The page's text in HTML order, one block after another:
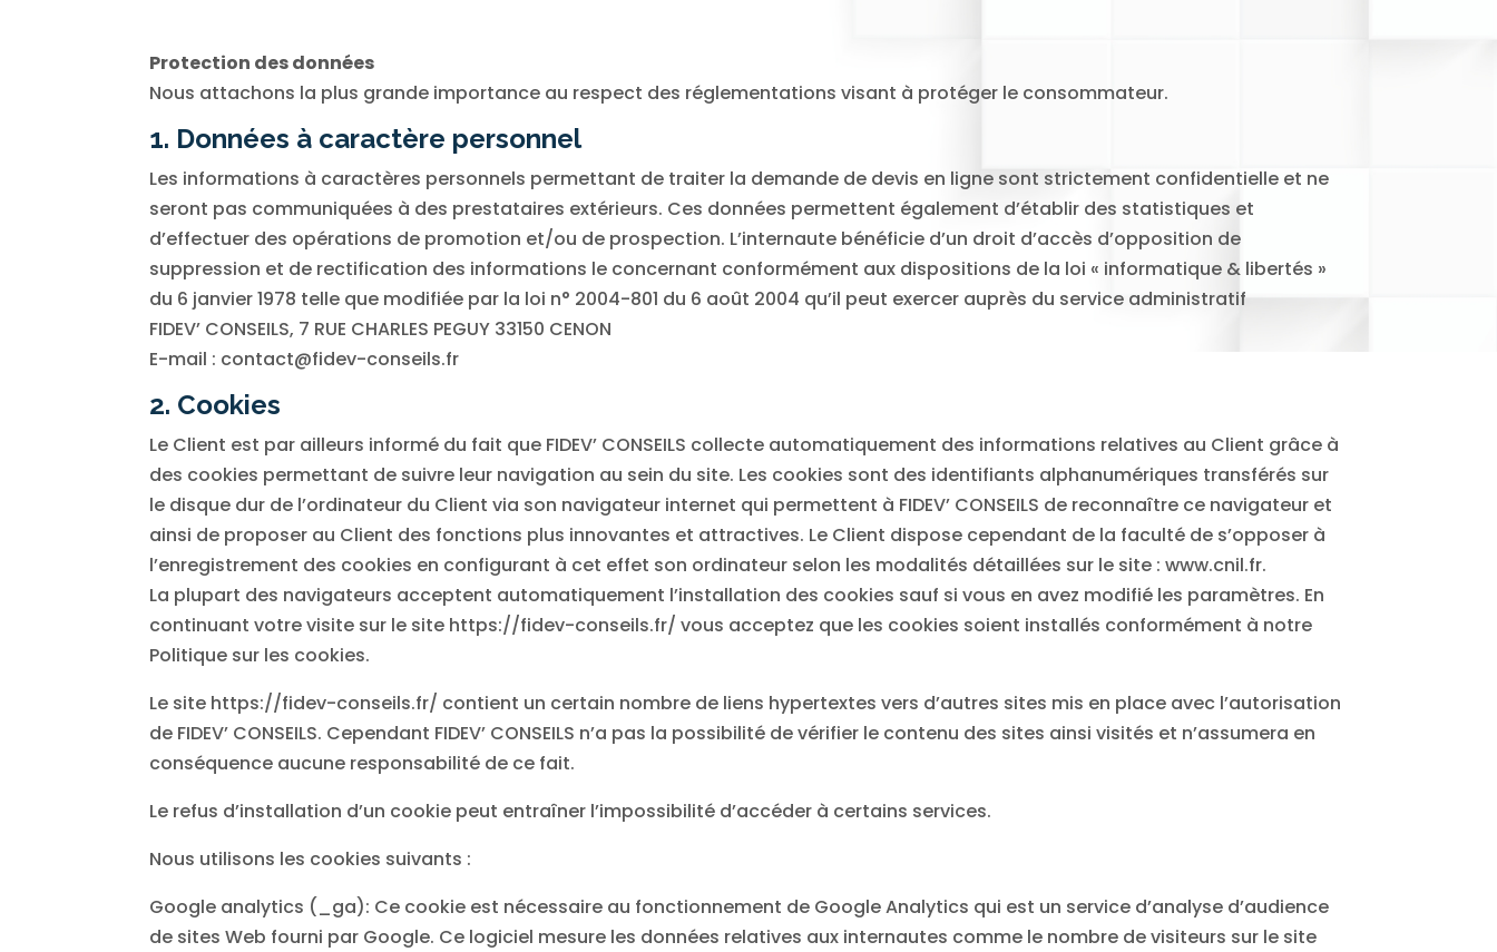
Protection des données
Nous attachons la plus grande importance au respect des réglementations visant à protéger le consommateur.
1. Données à caractère personnel
Les informations à caractères personnels permettant de traiter la demande de devis en ligne sont strictement confidentielle et ne
seront pas communiquées à des prestataires extérieurs. Ces données permettent également d’établir des statistiques et
d’effectuer des opérations de promotion et/ou de prospection. L’internaute bénéficie d’un droit d’accès d’opposition de
suppression et de rectification des informations le concernant conformément aux dispositions de la loi « informatique & libertés »
du 6 janvier 1978 telle que modifiée par la loi n° 2004-801 du 6 août 2004 qu’il peut exercer auprès du service administratif
FIDEV’ CONSEILS, 7 RUE CHARLES PEGUY 33150 CENON
E-mail : contact@fidev-conseils.fr
2. Cookies
Le Client est par ailleurs informé du fait que FIDEV’ CONSEILS collecte automatiquement des informations relatives au Client grâce à
des cookies permettant de suivre leur navigation au sein du site. Les cookies sont des identifiants alphanumériques transférés sur
le disque dur de l’ordinateur du Client via son navigateur internet qui permettent à FIDEV’ CONSEILS de reconnaître ce navigateur et
ainsi de proposer au Client des fonctions plus innovantes et attractives. Le Client dispose cependant de la faculté de s’opposer à
l’enregistrement des cookies en configurant à cet effet son ordinateur selon les modalités détaillées sur le site : www.cnil.fr.
La plupart des navigateurs acceptent automatiquement l’installation des cookies sauf si vous en avez modifié les paramètres. En
continuant votre visite sur le site https://fidev-conseils.fr/ vous acceptez que les cookies soient installés conformément à notre
Politique sur les cookies.
Le site https://fidev-conseils.fr/ contient un certain nombre de liens hypertextes vers d’autres sites mis en place avec l’autorisation
de FIDEV’ CONSEILS. Cependant FIDEV’ CONSEILS n’a pas la possibilité de vérifier le contenu des sites ainsi visités et n’assumera en
conséquence aucune responsabilité de ce fait.
Le refus d’installation d’un cookie peut entraîner l’impossibilité d’accéder à certains services.
Nous utilisons les cookies suivants :
Google analytics (_ga): Ce cookie est nécessaire au fonctionnement de Google Analytics qui est un service d’analyse d’audience
de sites Web fourni par Google. Ce logiciel mesure les données relatives aux internautes comme le nombre de visiteurs sur le site